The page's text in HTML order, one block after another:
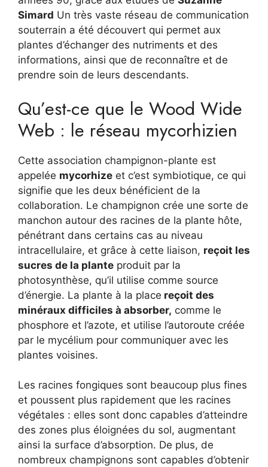
Simard Un très vaste réseau de communication
souterrain a été découvert qui permet aux
plantes d’échanger des nutriments et des
informations, ainsi que de reconnaître et de
prendre soin de leurs descendants.
Qu’est-ce que le Wood Wide
Web : le réseau mycorhizien
Cette association champignon-plante est
appelée mycorhize et c’est symbiotique, ce qui
signifie que les deux bénéficient de la
collaboration. Le champignon crée une sorte de
manchon autour des racines de la plante hôte,
pénétrant dans certains cas au niveau
intracellulaire, et grâce à cette liaison, reçoit les
sucres de la plante produit par la
photosynthèse, qu’il utilise comme source
d’énergie. La plante à la place reçoit des
minéraux difficiles à absorber, comme le
phosphore et l’azote, et utilise l’autoroute créée
par le mycélium pour communiquer avec les
plantes voisines.
Les racines fongiques sont beaucoup plus fines
et poussent plus rapidement que les racines
végétales : elles sont donc capables d’atteindre
des zones plus éloignées du sol, augmentant
ainsi la surface d’absorption. De plus, de
nombreux champignons sont capables d’obtenir